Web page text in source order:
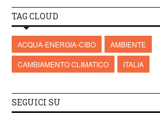
TAG CLOUD
ACQUA-ENERGIA-CIBO
AMBIENTE
CAMBIAMENTO CLIMATICO
ITALIA
SEGUICI SU